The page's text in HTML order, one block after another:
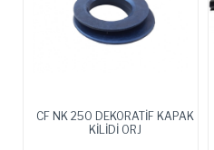
CF NK 250 DEKORATİF KAPAK
KİLİDİ ORJ